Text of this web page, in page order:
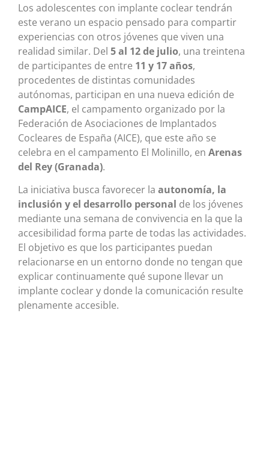
Los adolescentes con implante coclear tendrán
este verano un espacio pensado para compartir
experiencias con otros jóvenes que viven una
realidad similar. Del 5 al 12 de julio, una treintena
de participantes de entre 11 y 17 años,
procedentes de distintas comunidades
autónomas, participan en una nueva edición de
CampAICE, el campamento organizado por la
Federación de Asociaciones de Implantados
Cocleares de España (AICE), que este año se
celebra en el campamento El Molinillo, en Arenas
del Rey (Granada).
La iniciativa busca favorecer la autonomía, la
inclusión y el desarrollo personal de los jóvenes
mediante una semana de convivencia en la que la
accesibilidad forma parte de todas las actividades.
El objetivo es que los participantes puedan
relacionarse en un entorno donde no tengan que
explicar continuamente qué supone llevar un
implante coclear y donde la comunicación resulte
plenamente accesible.